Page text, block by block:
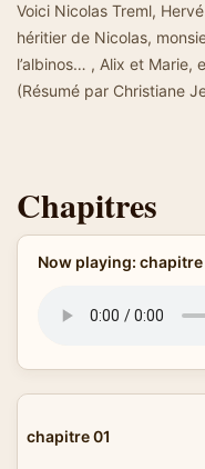
Voici Nicolas Treml,
héritier de Nicolas,
l’albinos… , Alix et Marie,
(Résumé par Christiane
Chapitres
Now playing: chapitre
chapitre 01